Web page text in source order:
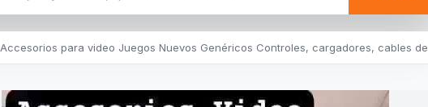
Accesorios para video Juegos Nuevos Genéricos Controles, cargadores, cables de